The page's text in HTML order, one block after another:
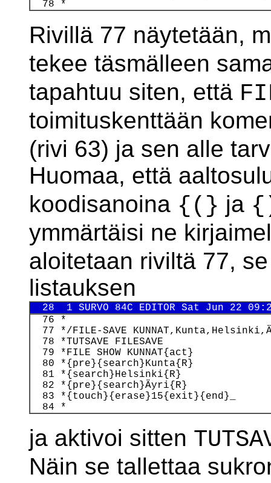
Rivillä 77 näytetään,
tekee täsmälleen
tapahtuu siten, että
toimituskenttään
(rivi 63) ja sen alle
Huomaa, että
koodisanoina {(} ja
ymmärtäisi ne
aloitetaan riviltä 77,
listauksen
28  1 SURVO 84C EDITOR Sat Jun 22
  76 *
77 */FILE-SAVE
  78 *TUTSAVE FILESAVE
  79 *FILE SHOW KUNNAT{act}
  80 *{pre}{search}Kunta{R}
  81 *{search}Helsinki{R}
  82 *{pre}{search}Äyri{R}
  83 *{touch}{erase}15{exit}{end}_
ja aktivoi sitten
Näin se tallettaa